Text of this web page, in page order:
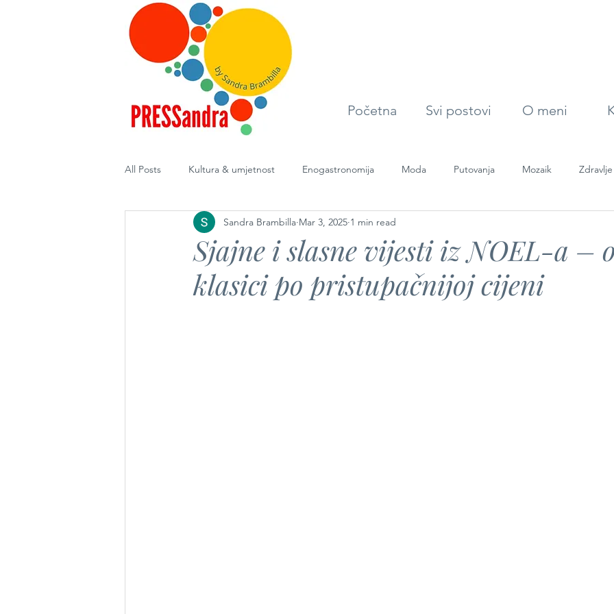
Početna Svi postovi O meni
All Posts Kultura & umjetnost Enogastronomija Moda Putovanja Mozaik Zdravlje
Diplomacija
Sjajne i slasne vijesti iz NOEL-a –
klasici po pristupačnijoj cijeni
Sandra Brambilla Mar 3, 2025 1 min read